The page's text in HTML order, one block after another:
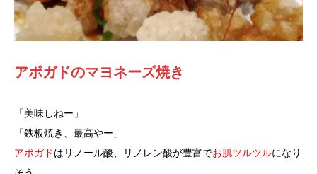
アボガドのマヨネーズ焼き
「美味しねー」
「鉄板焼き、最高やー」
アボガドはリノール酸、リノレン酸が豊富でお肌ツルツルになり